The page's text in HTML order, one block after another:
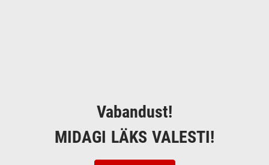
Vabandust!
MIDAGI LÄKS VALESTI!